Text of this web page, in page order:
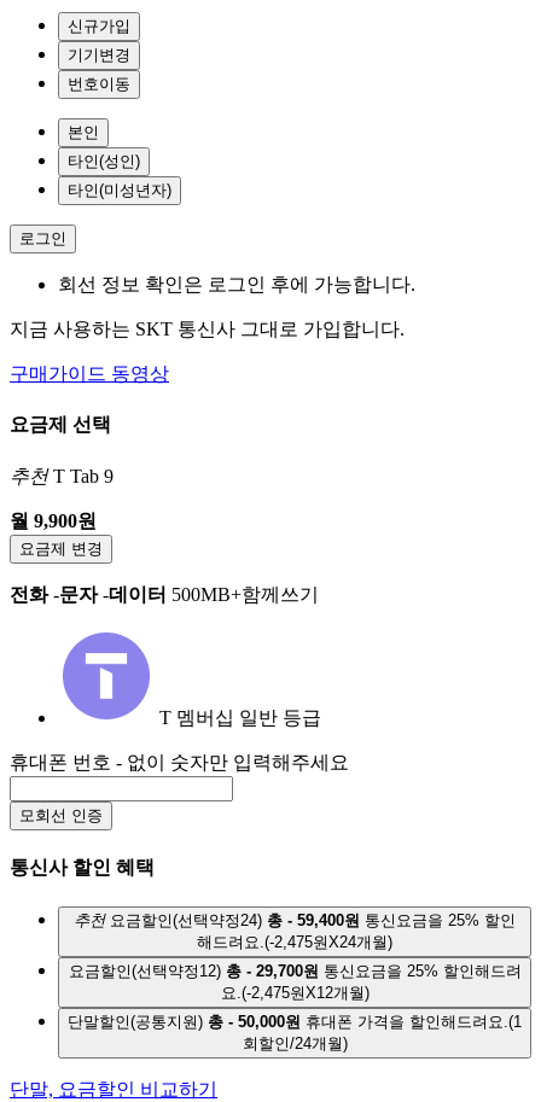
신규가입
기기변경
번호이동
본인
타인(성인)
타인(미성년자)
로그인
회선 정보 확인은 로그인 후에 가능합니다.
지금 사용하는 SKT 통신사 그대로 가입합니다.
구매가이드 동영상
요금제 선택
추천 T Tab 9
월 9,900원
요금제 변경
전화-문자-데이터 500MB+함께쓰기
T 멤버십 일반 등급
휴대폰 번호 - 없이 숫자만 입력해주세요
모회선 인증
통신사 할인 혜택
추천 요금할인(선택약정24) 총 - 59,400원 통신요금을 25% 할인
해드려요.(-2,475원X24개월)
요금할인(선택약정12) 총 - 29,700원 통신요금을 25% 할인해드려
요.(-2,475원X12개월)
단말할인(공통지원) 총 - 50,000원 휴대폰 가격을 할인해드려요.(1
회할인/24개월)
단말, 요금할인 비교하기